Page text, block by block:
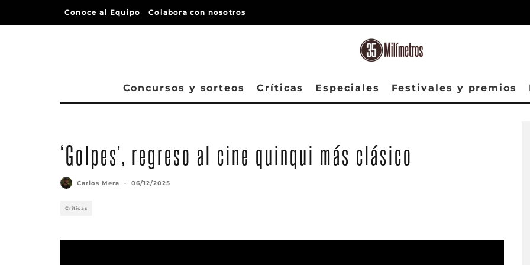
Conoce al Equipo Colabora con nosotros
Concursos y sorteos Críticas Especiales Festivales y premios
‘Golpes’, regreso al cine quinqui más clásico
Carlos Mera · 06/12/2025
Críticas